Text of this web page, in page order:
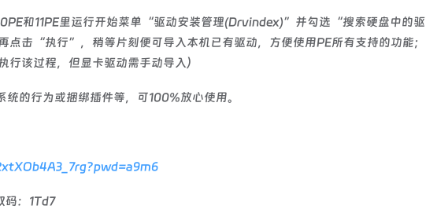
和11PE里运行开始菜单“驱动安装管理(Drvindex)”并勾选“搜索硬盘中的驱
击“执行”，稍等片刻便可导入本机已有驱动，方便使用PE所有支持的功能；
该过程，但显卡驱动需手动导入）
的行为或捆绑插件等，可100%放心使用。
码：1Td7